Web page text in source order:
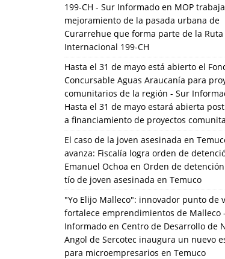
199-CH - Sur Informadoen MOP
mejoramiento de la pasada urbana de
Curarrehue que forma parte de la Ruta
Internacional 199-CH
Hasta el 31 de mayo está abierto el
Concursable Aguas Araucanía para
comunitarios de la región - Sur
Hasta el 31 de mayo estará abierta
a financiamiento de proyectos
El caso de la joven asesinada en
avanza: Fiscalía logra orden de
Emanuel Ochoa en Orden de
tío de joven asesinada en Temuco
"Yo Elijo Malleco": innovador punto de
fortalece emprendimientos de Malleco
Informadoen Centro de Desarrollo de
Angol de Sercotec inaugura un nuevo
para microempresarios en Temuco